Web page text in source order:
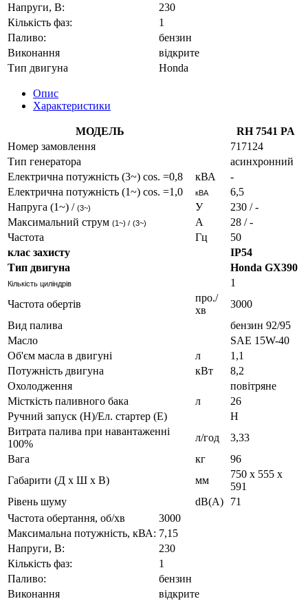
Напруги, В:
230
Кількість фаз:
1
Паливо:
бензин
Виконання
відкрите
Тип двигуна
Honda
Опис
Характеристики
МОДЕЛЬ
RH 7541 PA
Номер замовлення
717124
Тип генератора
асинхронний
Електрична потужність (3~) cos. =0,8
кВА
-
Електрична потужність (1~) cos. =1,0
кВА
6,5
Напруга (1~) / (3~) У
230 / -
Максимальний струм (1~) / (3~) A
28 / -
Частота
Гц
50
клас захисту
IP54
Тип двигуна
Honda GX390
Кількість циліндрів
1
Частота обертів
про./
хв
3000
Вид палива
бензин 92/95
Масло
SAE 15W-40
Об'єм масла в двигуні
л
1,1
Потужність двигуна
кВт
8,2
Охолодження
повітряне
Місткість паливного бака
л
26
Ручний запуск (Н)/Ел. стартер (Е)
H
Витрата палива при навантаженні
100%
л/год
3,33
Вага
кг
96
Габарити (Д х Ш х В)
мм
750 x 555 x
591
Рівень шуму
dB(A)
71
Частота обертання, об/хв
3000
Максимальна потужність, кВА: 7,15
Напруги, В:
230
Кількість фаз:
1
Паливо:
бензин
Виконання
відкрите